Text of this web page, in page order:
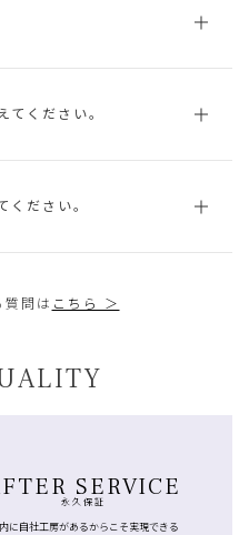
ください。
ださい。
問は こちら ＞
SERVICE
永久保証
に自社工房があるからこそ実現できる